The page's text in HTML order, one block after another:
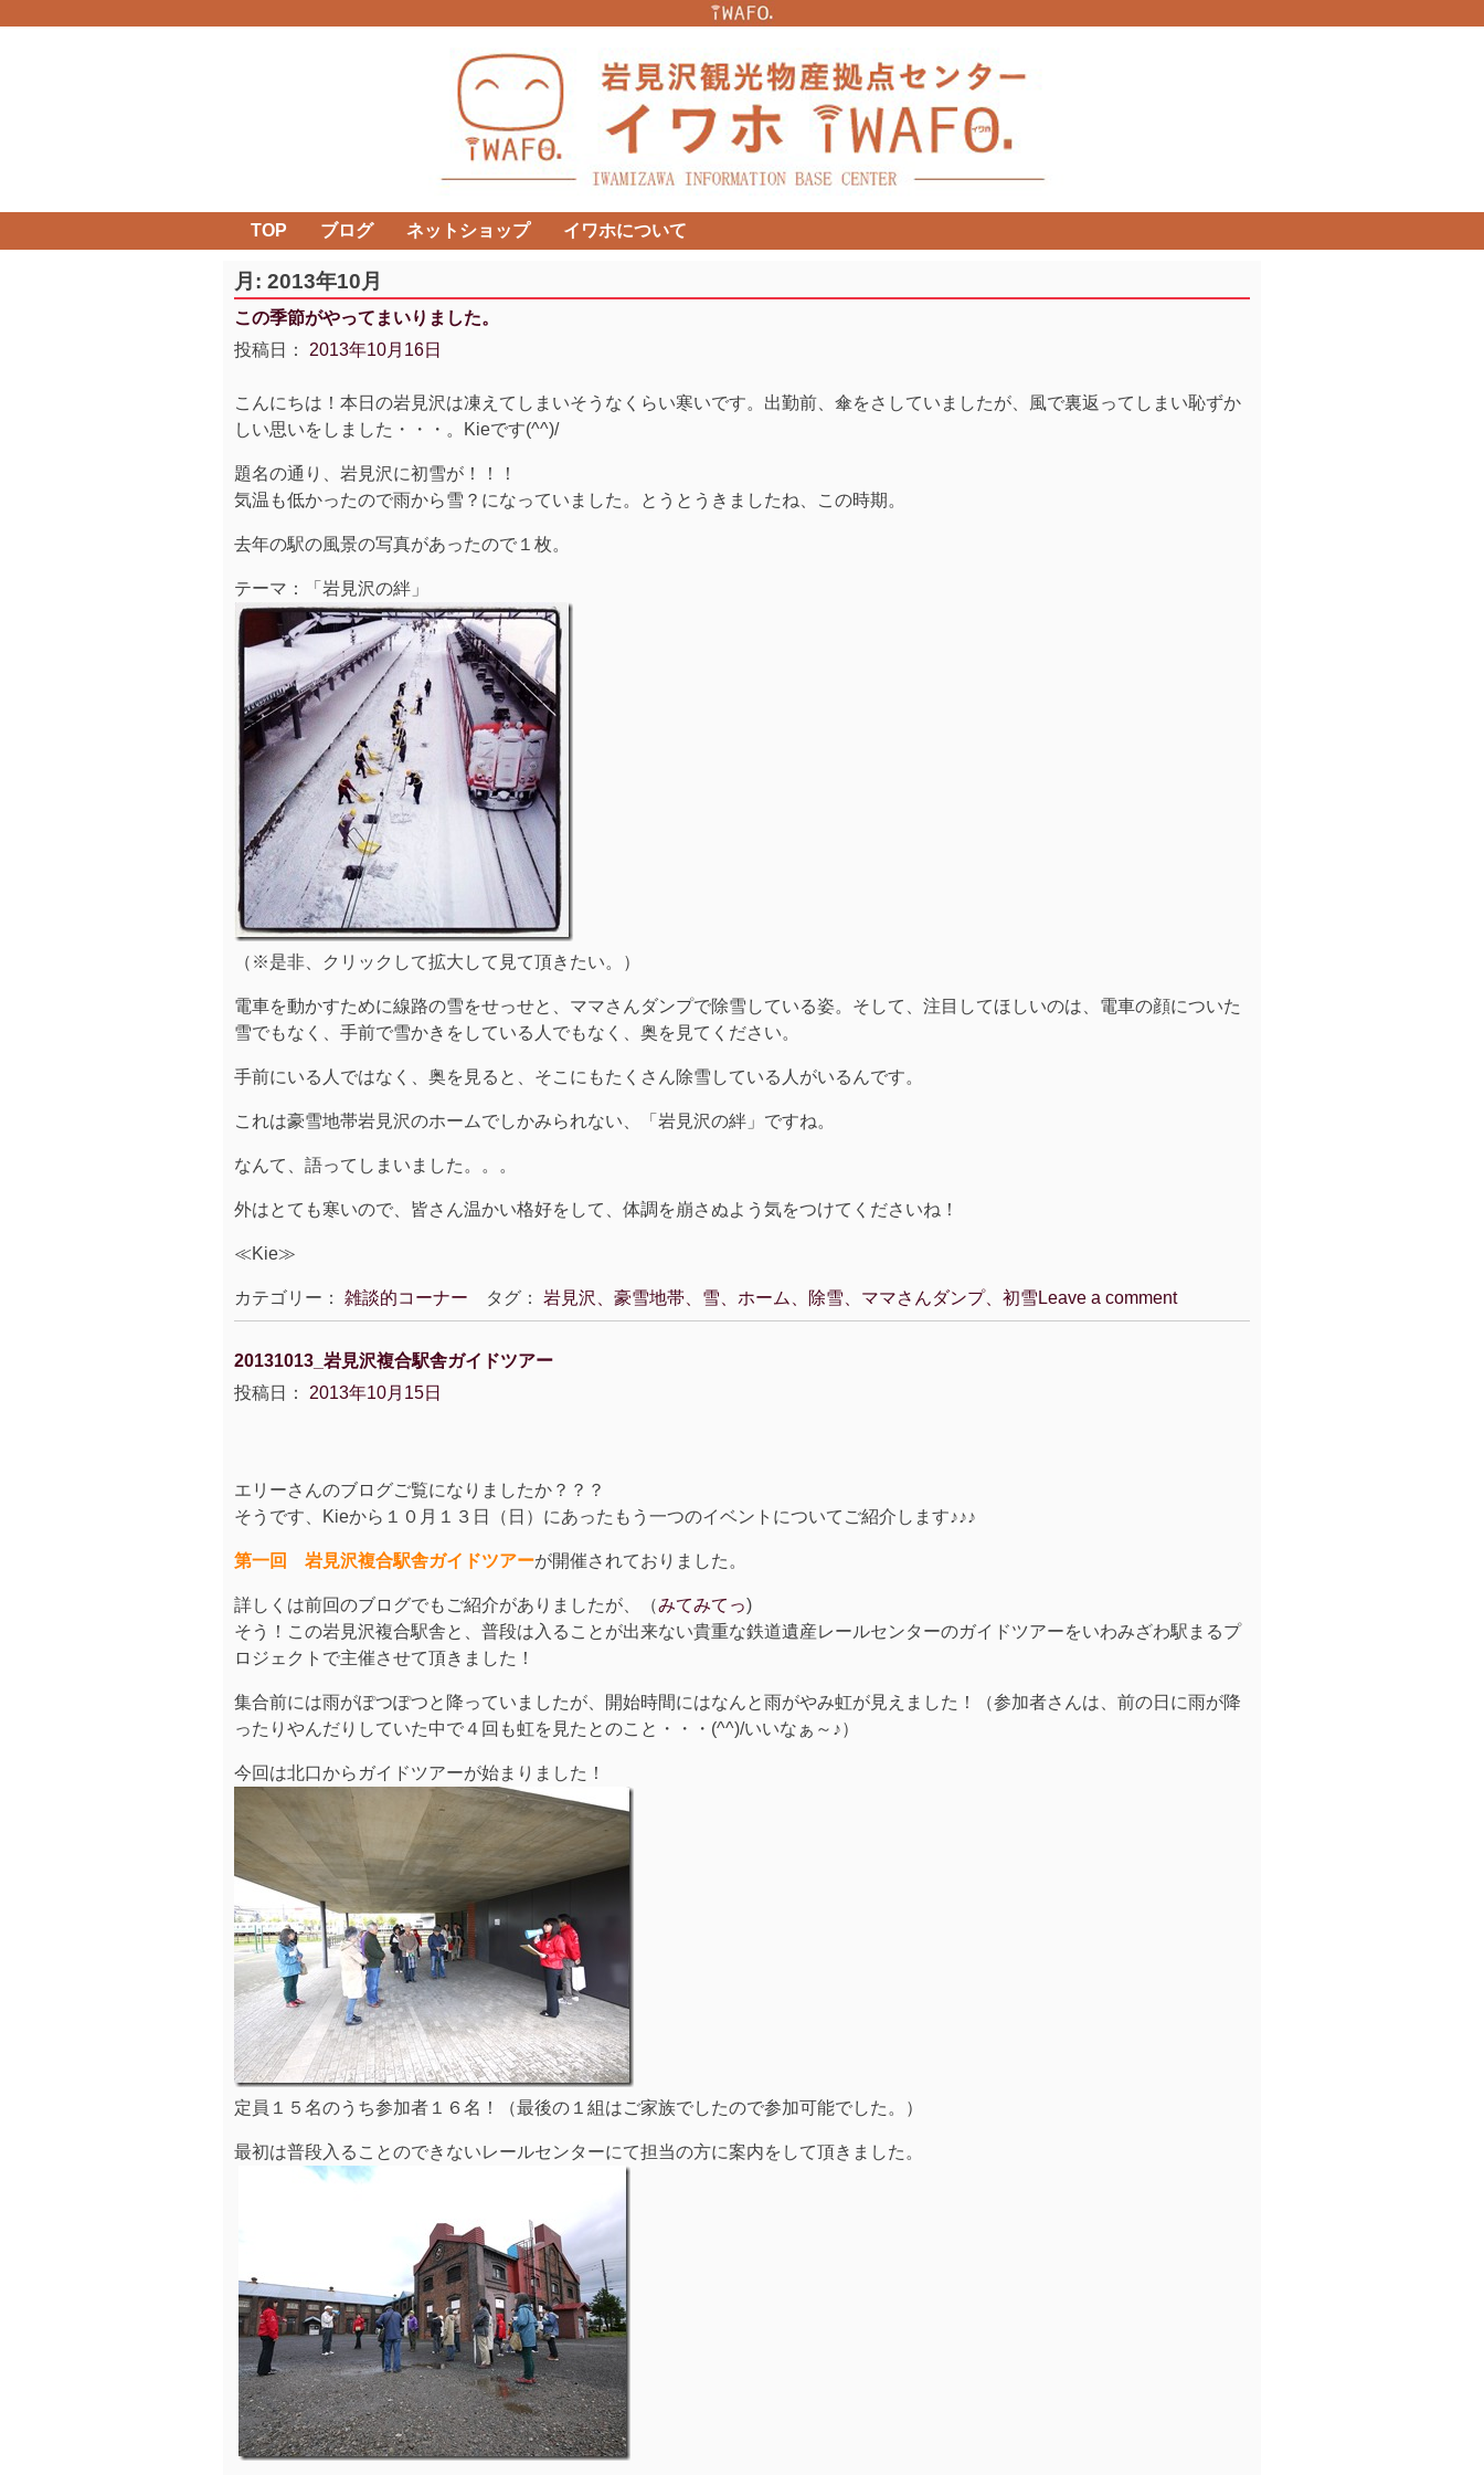
TOP ブログ ネットショップ イワホについて
月: 2013年10月
この季節がやってまいりました。
投稿日： 2013年10月16日
こんにちは！本日の岩見沢は凍えてしまいそうなくらい寒いです。出勤前、傘をさしていましたが、風で裏返ってしまい恥ずか
しい思いをしました・・・。Kieです(^^)/
題名の通り、岩見沢に初雪が！！！
気温も低かったので雨から雪？になっていました。とうとうきましたね、この時期。
去年の駅の風景の写真があったので１枚。
テーマ：「岩見沢の絆」
（※是非、クリックして拡大して見て頂きたい。）
電車を動かすために線路の雪をせっせと、ママさんダンプで除雪している姿。そして、注目してほしいのは、電車の顔についた
雪でもなく、手前で雪かきをしている人でもなく、奥を見てください。
手前にいる人ではなく、奥を見ると、そこにもたくさん除雪している人がいるんです。
これは豪雪地帯岩見沢のホームでしかみられない、「岩見沢の絆」ですね。
なんて、語ってしまいました。。。
外はとても寒いので、皆さん温かい格好をして、体調を崩さぬよう気をつけてくださいね！
≪Kie≫
カテゴリー： 雑談的コーナー タグ： 岩見沢、豪雪地帯、雪、ホーム、除雪、ママさんダンプ、初雪 Leave a comment
20131013_岩見沢複合駅舎ガイドツアー
投稿日： 2013年10月15日
エリーさんのブログご覧になりましたか？？？
そうです、Kieから１０月１３日（日）にあったもう一つのイベントについてご紹介します♪♪♪
第一回 岩見沢複合駅舎ガイドツアーが開催されておりました。
詳しくは前回のブログでもご紹介がありましたが、（みてみてっ)
そう！この岩見沢複合駅舎と、普段は入ることが出来ない貴重な鉄道遺産レールセンターのガイドツアーをいわみざわ駅まるプ
ロジェクトで主催させて頂きました！
集合前には雨がぽつぽつと降っていましたが、開始時間にはなんと雨がやみ虹が見えました！（参加者さんは、前の日に雨が降
ったりやんだりしていた中で４回も虹を見たとのこと・・・(^^)/いいなぁ～♪）
今回は北口からガイドツアーが始まりました！
定員１５名のうち参加者１６名！（最後の１組はご家族でしたので参加可能でした。）
最初は普段入ることのできないレールセンターにて担当の方に案内をして頂きました。